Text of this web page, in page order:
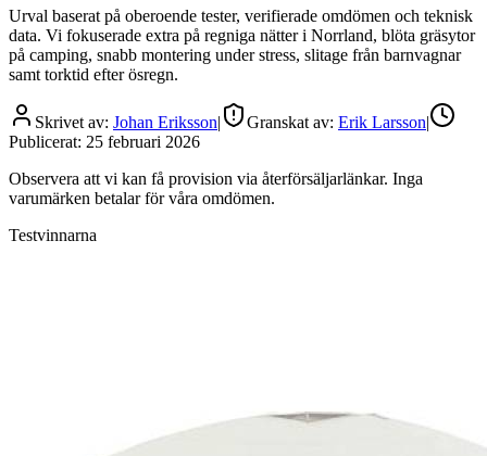
Urval baserat på oberoende tester, verifierade omdömen och teknisk
data. Vi fokuserade extra på regniga nätter i Norrland, blöta gräsytor
på camping, snabb montering under stress, slitage från barnvagnar
samt torktid efter ösregn.
Skrivet av: Johan Eriksson| Granskat av: Erik Larsson|
Publicerat: 25 februari 2026
Observera att vi kan få provision via återförsäljarlänkar. Inga
varumärken betalar för våra omdömen.
Testvinnarna